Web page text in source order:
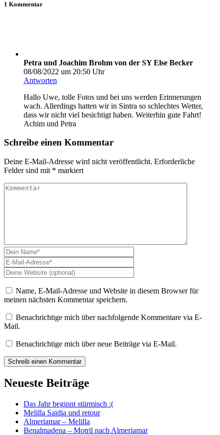
1 Kommentar
Petra und Joachim Brohm von der SY Else Becker
08/08/2022 um 20:50 Uhr
Antworten
Hallo Uwe, tolle Fotos und bei uns werden Erinnerungen
wach. Allerdings hatten wir in Sintra so schlechtes Wetter,
dass wir nicht viel besichtigt haben. Weiterhin gute Fahrt!
Achim und Petra
Schreibe einen Kommentar
Deine E-Mail-Adresse wird nicht veröffentlicht. Erforderliche
Felder sind mit * markiert
Name, E-Mail-Adresse und Website in diesem Browser für
meinen nächsten Kommentar speichern.
Benachrichtige mich über nachfolgende Kommentare via E-
Mail.
Benachrichtige mich über neue Beiträge via E-Mail.
Neueste Beiträge
Das Jahr beginnt stürmisch :(
Melilla Saidia und retour
Almeriamar – Melilla
Benalmadena – Motril nach Almeriamar